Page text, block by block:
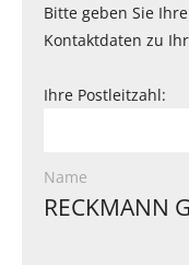
Bitte geben Sie
Kontaktdaten zu
Ihre Postleitzahl:
Name
RECKMANN